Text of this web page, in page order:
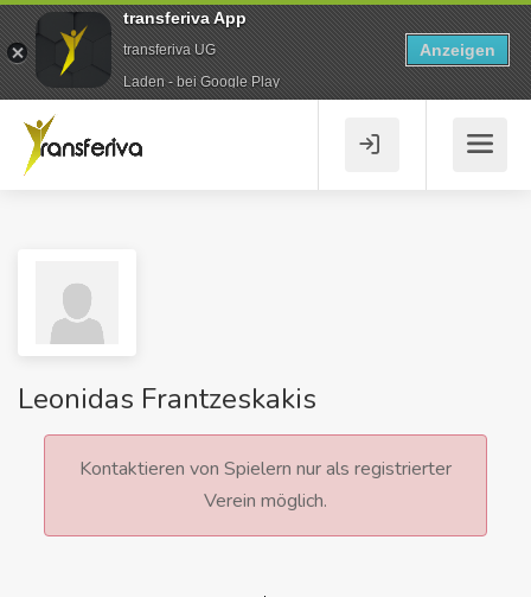
Leonidas Frantzeskakis
Kontaktieren von Spielern nur als registrierter
Verein möglich.
transferiva App
transferiva UG
Laden - bei Google Play
Anzeigen